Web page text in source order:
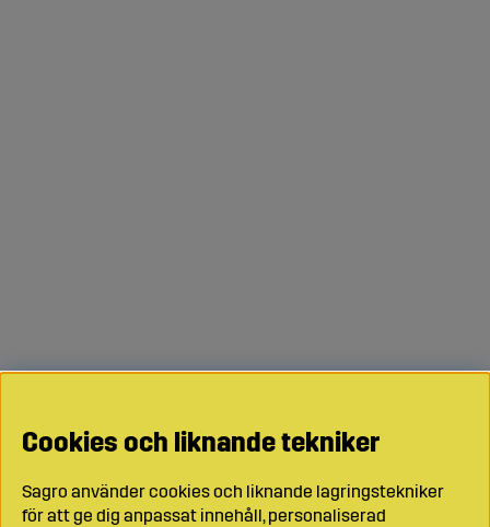
Cookies och liknande tekniker
Sagro använder cookies och liknande lagringstekniker
för att ge dig anpassat innehåll, personaliserad